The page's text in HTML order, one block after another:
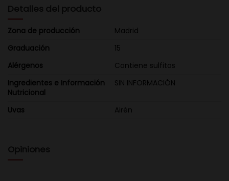
Detalles del producto
Zona de producción
Madrid
Graduación
15
Alérgenos
Contiene sulfitos
Ingredientes e Información
Nutricional
SIN INFORMACIÓN
Uvas Airén
Opiniones